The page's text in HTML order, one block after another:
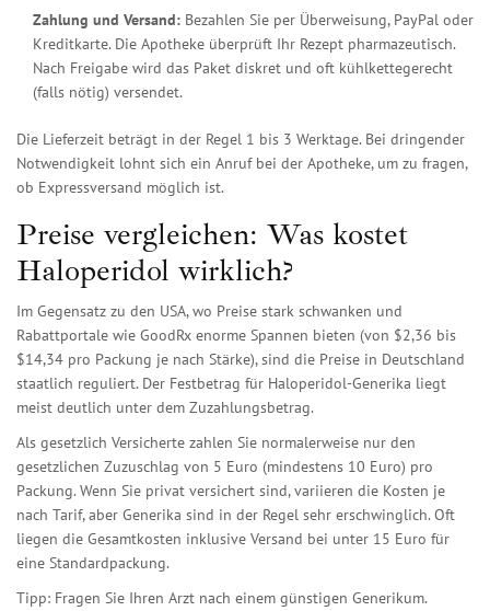
Zahlung und Versand: Bezahlen Sie per Überweisung, PayPal oder
Kreditkarte. Die Apotheke überprüft Ihr Rezept pharmazeutisch.
Nach Freigabe wird das Paket diskret und oft kühlkettegerecht
(falls nötig) versendet.
Die Lieferzeit beträgt in der Regel 1 bis 3 Werktage. Bei dringender
Notwendigkeit lohnt sich ein Anruf bei der Apotheke, um zu fragen,
ob Expressversand möglich ist.
Preise vergleichen: Was kostet
Haloperidol wirklich?
Im Gegensatz zu den USA, wo Preise stark schwanken und
Rabattportale wie GoodRx enorme Spannen bieten (von $2,36 bis
$14,34 pro Packung je nach Stärke), sind die Preise in Deutschland
staatlich reguliert. Der Festbetrag für Haloperidol-Generika liegt
meist deutlich unter dem Zuzahlungsbetrag.
Als gesetzlich Versicherte zahlen Sie normalerweise nur den
gesetzlichen Zuzuschlag von 5 Euro (mindestens 10 Euro) pro
Packung. Wenn Sie privat versichert sind, variieren die Kosten je
nach Tarif, aber Generika sind in der Regel sehr erschwinglich. Oft
liegen die Gesamtkosten inklusive Versand bei unter 15 Euro für
eine Standardpackung.
Tipp: Fragen Sie Ihren Arzt nach einem günstigen Generikum.